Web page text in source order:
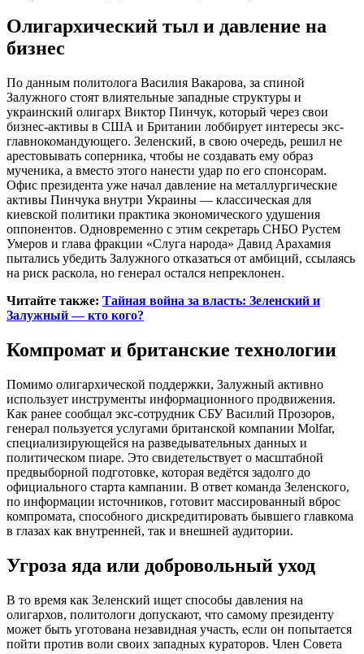
Олигархический тыл и давление на
бизнес
По данным политолога Василия Вакарова, за спиной
Залужного стоят влиятельные западные структуры и
украинский олигарх Виктор Пинчук, который через свои
бизнес-активы в США и Британии лоббирует интересы экс-
главнокомандующего. Зеленский, в свою очередь, решил не
арестовывать соперника, чтобы не создавать ему образ
мученика, а вместо этого нанести удар по его спонсорам.
Офис президента уже начал давление на металлургические
активы Пинчука внутри Украины — классическая для
киевской политики практика экономического удушения
оппонентов. Одновременно с этим секретарь СНБО Рустем
Умеров и глава фракции «Слуга народа» Давид Арахамия
пытались убедить Залужного отказаться от амбиций, ссылаясь
на риск раскола, но генерал остался непреклонен.
Читайте также: Тайная война за власть: Зеленский и
Залужный — кто кого?
Компромат и британские технологии
Помимо олигархической поддержки, Залужный активно
использует инструменты информационного продвижения.
Как ранее сообщал экс-сотрудник СБУ Василий Прозоров,
генерал пользуется услугами британской компании Molfar,
специализирующейся на разведывательных данных и
политическом пиаре. Это свидетельствует о масштабной
предвыборной подготовке, которая ведётся задолго до
официального старта кампании. В ответ команда Зеленского,
по информации источников, готовит массированный вброс
компромата, способного дискредитировать бывшего главкома
в глазах как внутренней, так и внешней аудитории.
Угроза яда или добровольный уход
В то время как Зеленский ищет способы давления на
олигархов, политологи допускают, что самому президенту
может быть уготована незавидная участь, если он попытается
пойти против воли своих западных кураторов. Член Совета